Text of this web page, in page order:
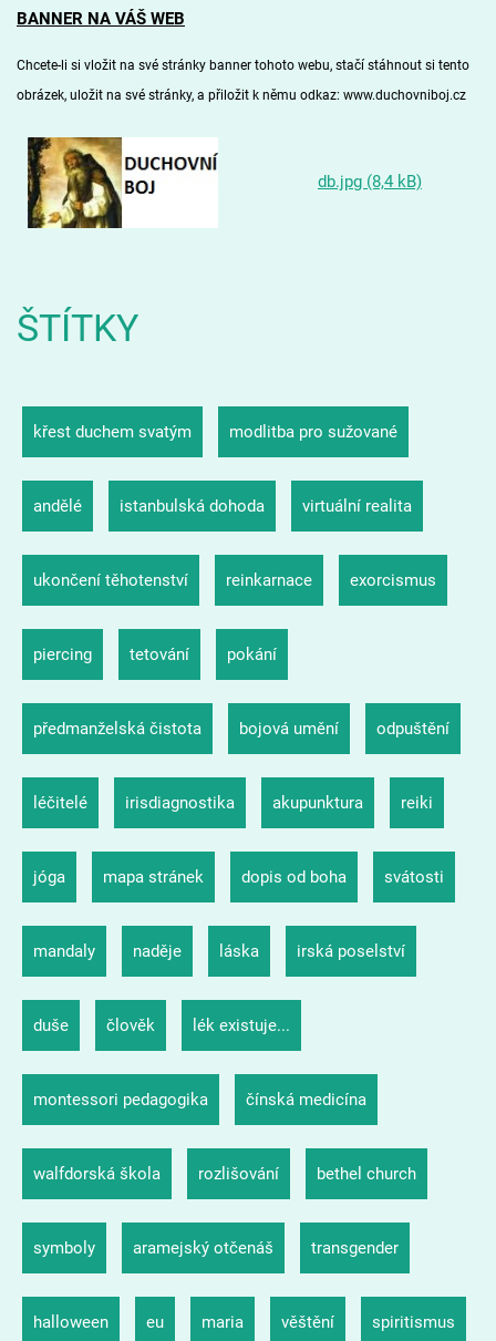
BANNER NA VÁŠ WEB
Chcete-li si vložit na své stránky banner tohoto webu, stačí stáhnout si tento
obrázek, uložit na své stránky, a přiložit k němu odkaz: www.duchovniboj.cz
db.jpg (8,4 kB)
ŠTÍTKY
křest duchem svatým modlitba pro sužované
andělé istanbulská dohoda virtuální realita
ukončení těhotenství reinkarnace exorcismus
piercing tetování pokání
předmanželská čistota bojová umění odpuštění
léčitelé irisdiagnostika akupunktura reiki
jóga mapa stránek dopis od boha svátosti
mandaly naděje láska irská poselství
duše člověk lék existuje...
montessori pedagogika čínská medicína
walfdorská škola rozlišování bethel church
symboly aramejský otčenáš transgender
halloween eu maria věštění spiritismus